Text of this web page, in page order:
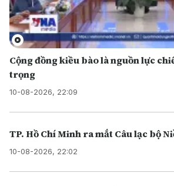
Cộng đồng kiều bào là nguồn lực
trọng
10-08-2026, 22:09
TP. Hồ Chí Minh ra mắt Câu lạc bộ
10-08-2026, 22:02